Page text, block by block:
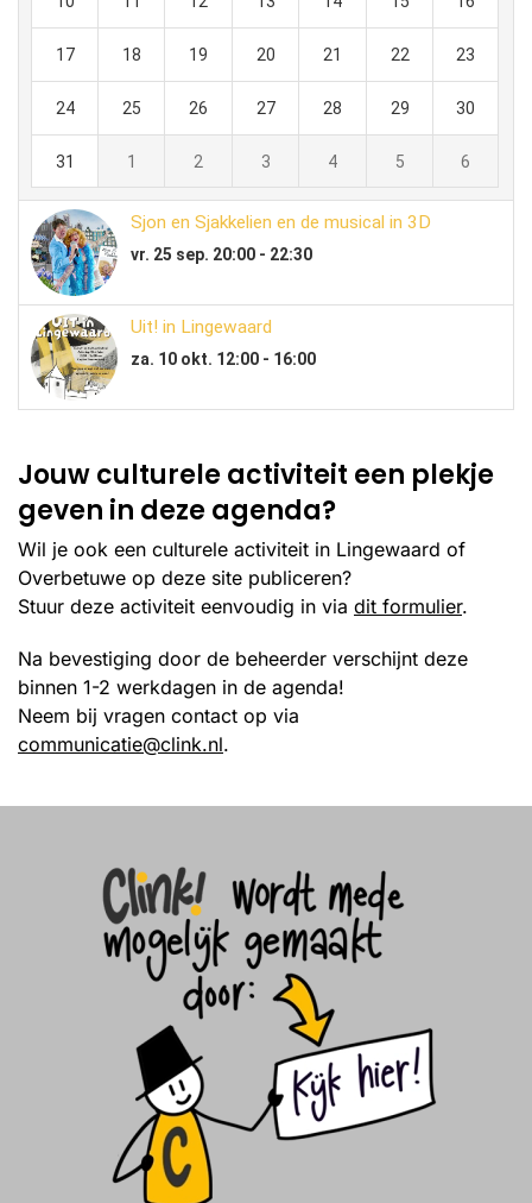
Jouw culturele activiteit een plekje
geven in deze agenda?
Wil je ook een culturele activiteit in Lingewaard of
Overbetuwe op deze site publiceren?
Stuur deze activiteit eenvoudig in via dit formulier.
Na bevestiging door de beheerder verschijnt deze
binnen 1-2 werkdagen in de agenda!
Neem bij vragen contact op via
communicatie@clink.nl.